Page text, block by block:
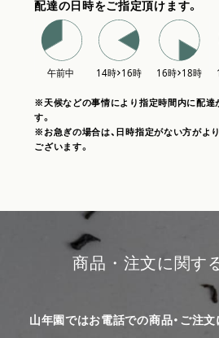
配達の日時をご指定頂けます。
※天候などの事情により指定時間内に配達
す。
※お急ぎの場合は、日時指定がない方がよ
ございます。
商品・注文に関す
山年園ではお電話での商品・ご注